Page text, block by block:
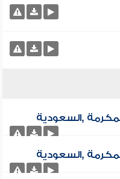
,السعودية
,السعودية